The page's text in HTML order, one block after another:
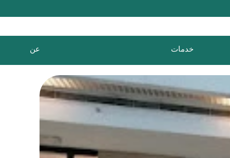
عن خدمات